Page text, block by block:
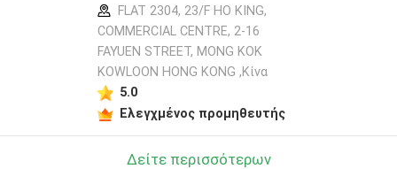
FLAT 2304, 23/F HO KING,
COMMERCIAL CENTRE, 2-16
FAYUEN STREET, MONG KOK
KOWLOON HONG KONG ,Κίνα
5.0
Ελεγχμένος προμηθευτής
Δείτε περισσότερων